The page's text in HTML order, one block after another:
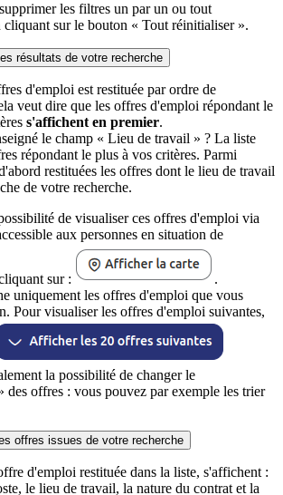
les filtres un par un ou tout
cliquant sur le bouton « Tout réinitialiser ».
résultats de votre recherche
d'emploi est restituée par ordre de
veut dire que les offres d'emploi répondant le
s'affichent en premier.
le champ « Lieu de travail » ? La liste
répondant le plus à vos critères. Parmi
restituées les offres dont le lieu de travail
de votre recherche.
de visualiser ces offres d'emploi via
aux personnes en situation de
sur :
.
uniquement les offres d'emploi que vous
Pour visualiser les offres d'emploi suivantes,
la possibilité de changer le
des offres : vous pouvez par exemple les trier
offres issues de votre recherche
d'emploi restituée dans la liste, s'affichent :
le lieu de travail, la nature du contrat et la